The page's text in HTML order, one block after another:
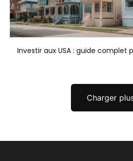
Investir aux USA : guide complet
Charger